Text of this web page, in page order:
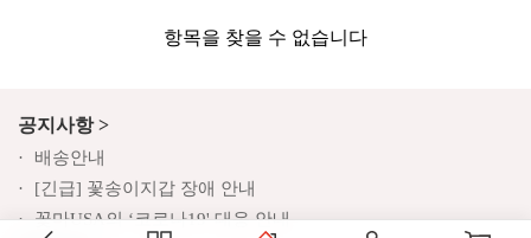
항목을 찾을 수 없습니다
공지사항 >
배송안내
[긴급] 꽃송이지갑 장애 안내
꽃마USA의 ‘코로나19' 대응 안내